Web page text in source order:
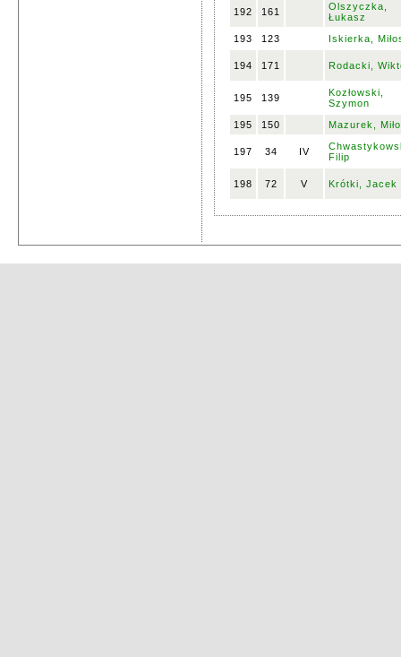
192 161
Olszyczka,
Łukasz
193
123 Iskierka,
194 171 Rodacki,
195 139
Kozłowski,
Szymon
195
150 Mazurek,
197 34 IV
Filip
198 72 V Krótki, Jacek